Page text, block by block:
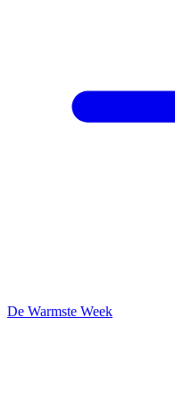
De Warmste Week